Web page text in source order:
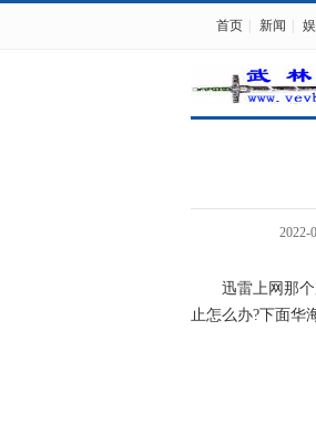
首页 新闻
2022-
迅雷上网那个
止怎么办?下面华